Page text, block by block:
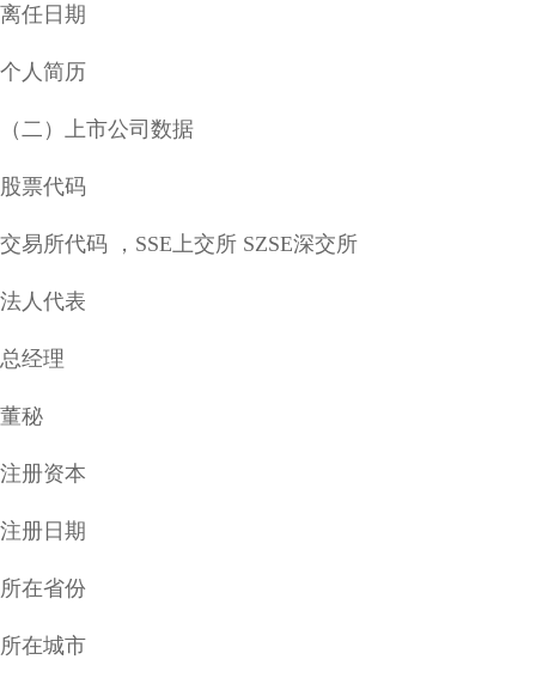
离任日期
个人简历
（二）上市公司数据
股票代码
交易所代码 ，SSE上交所 SZSE深交所
法人代表
总经理
董秘
注册资本
注册日期
所在省份
所在城市